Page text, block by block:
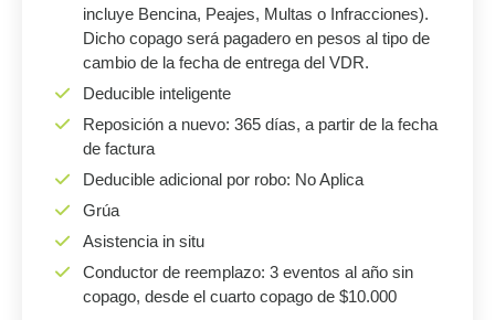
incluye Bencina, Peajes, Multas o Infracciones).
Dicho copago será pagadero en pesos al tipo de
cambio de la fecha de entrega del VDR.
Deducible inteligente
Reposición a nuevo: 365 días, a partir de la fecha
de factura
Deducible adicional por robo: No Aplica
Grúa
Asistencia in situ
Conductor de reemplazo: 3 eventos al año sin
copago, desde el cuarto copago de $10.000